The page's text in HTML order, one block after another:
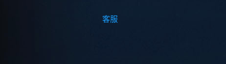
客服